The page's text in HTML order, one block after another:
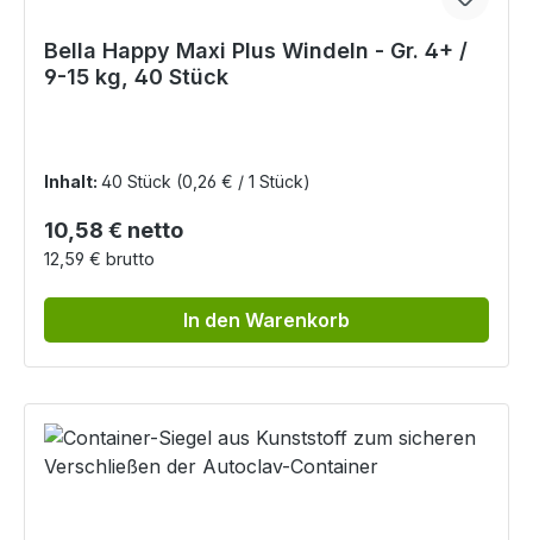
Bella Happy Maxi Plus Windeln - Gr. 4+ /
9-15 kg, 40 Stück
Inhalt: 40 Stück (0,26 € / 1 Stück)
Regulärer Preis:
10,58 € netto
12,59 € brutto
In den Warenkorb